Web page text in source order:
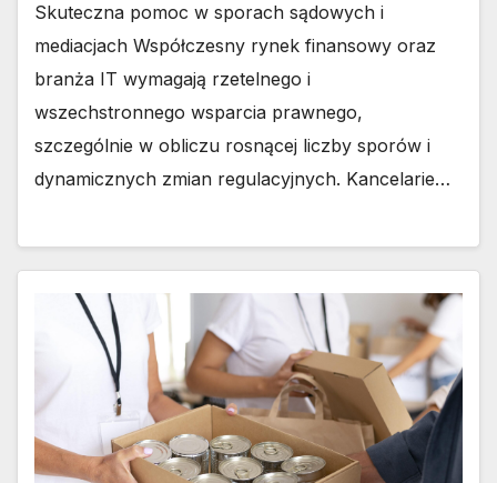
Skuteczna pomoc w sporach sądowych i
mediacjach Współczesny rynek finansowy oraz
branża IT wymagają rzetelnego i
wszechstronnego wsparcia prawnego,
szczególnie w obliczu rosnącej liczby sporów i
dynamicznych zmian regulacyjnych. Kancelarie…